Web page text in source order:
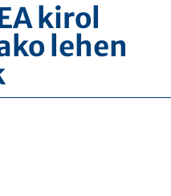
kirol
lehen